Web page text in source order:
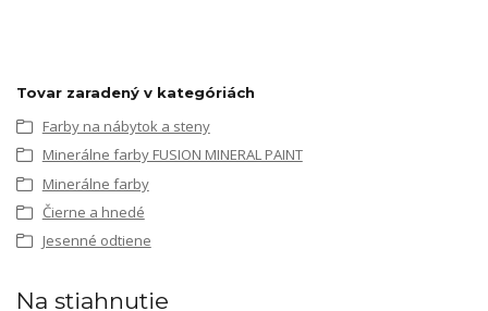
Tovar zaradený v kategóriách
Farby na nábytok a steny
Minerálne farby FUSION MINERAL PAINT
Minerálne farby
Čierne a hnedé
Jesenné odtiene
Na stiahnutie